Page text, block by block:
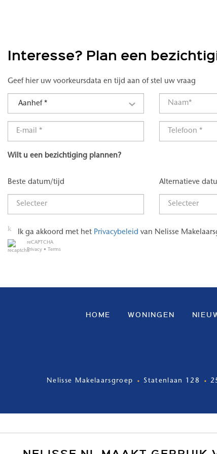
Interesse? Plan een
Geef hier uw voorkeursdata en tijd aan of stel uw vraag
Aanhef *
Wilt u een bezichtiging plannen?
Beste datum/tijd Alternatieve
Ik ga akkoord met het Privacybeleid van Nelisse
reCAPTCHA
Privacy • Terms
HOME WONINGEN
Nelisse Makelaarsgroep Statenlaan 128